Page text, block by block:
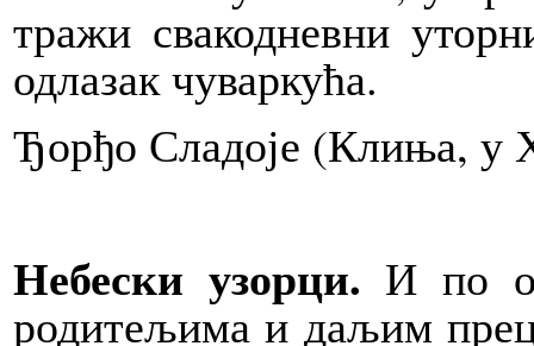
тражи свакодневни
одлазак чуваркућа.
Ђорђо Сладоје (Клиња, у
Небески узорци. И по
родитељима и даљим